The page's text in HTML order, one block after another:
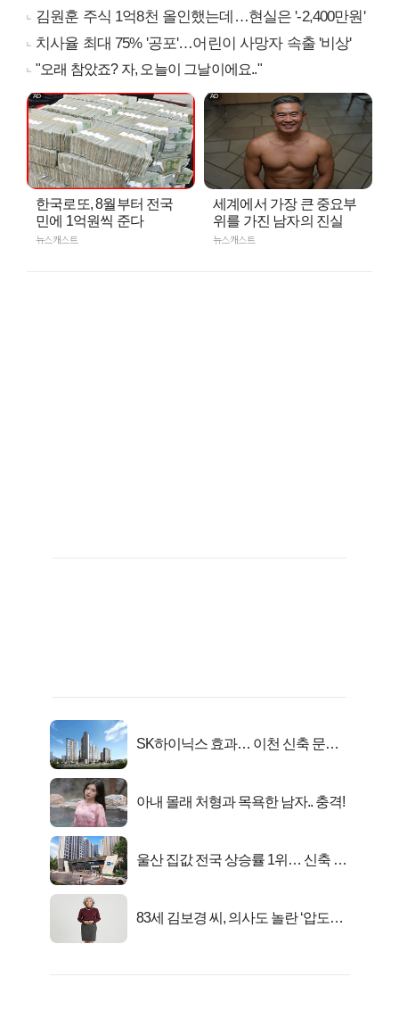
김원훈 주식 1억8천 올인했는데…현실은 '-2,400만원'
치사율 최대 75% '공포'…어린이 사망자 속출 '비상'
"오래 참았죠? 자, 오늘이 그날이에요.."
한국로또, 8월부터 전국
민에 1억원씩 준다
뉴스캐스트
세계에서 가장 큰 중요부
위를 가진 남자의 진실
뉴스캐스트
SK하이닉스 효과… 이천 신축 문의
아내 몰래 처형과 목욕한 남자.. 충격!
울산 집값 전국 상승률 1위… 신축 지
83세 김보경 씨, 의사도 놀란 ‘압도적